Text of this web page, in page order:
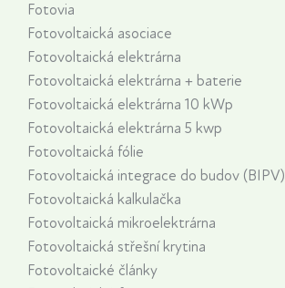
Fotovia
Fotovoltaická asociace
Fotovoltaická elektrárna
Fotovoltaická elektrárna + baterie
Fotovoltaická elektrárna 10 kWp
Fotovoltaická elektrárna 5 kwp
Fotovoltaická fólie
Fotovoltaická integrace do budov (BIPV)
Fotovoltaická kalkulačka
Fotovoltaická mikroelektrárna
Fotovoltaická střešní krytina
Fotovoltaické články